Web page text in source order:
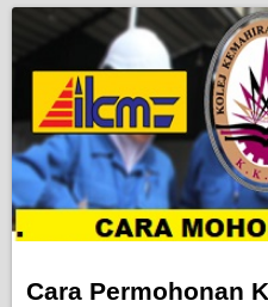
Pendidikan
Kerja Kosong Terkini
Cara Permohonan